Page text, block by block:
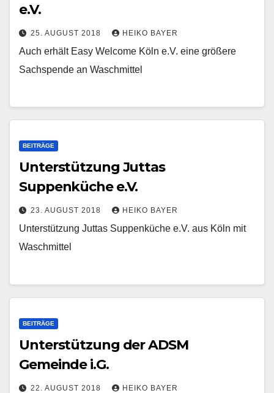
e.V.
25. AUGUST 2018 HEIKO BAYER
Auch erhält Easy Welcome Köln e.V. eine größere
Sachspende an Waschmittel
BEITRÄGE
Unterstützung Juttas
Suppenküche e.V.
23. AUGUST 2018 HEIKO BAYER
Unterstützung Juttas Suppenküche e.V. aus Köln mit
Waschmittel
BEITRÄGE
Unterstützung der ADSM
Gemeinde i.G.
22. AUGUST 2018 HEIKO BAYER